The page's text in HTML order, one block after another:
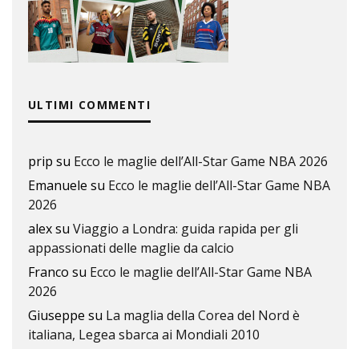
ULTIMI COMMENTI
prip su Ecco le maglie dell’All-Star Game NBA 2026
Emanuele su Ecco le maglie dell’All-Star Game NBA
2026
alexsu Viaggio a Londra: guida rapida per gli
appassionati delle maglie da calcio
Franco su Ecco le maglie dell’All-Star Game NBA
2026
Giuseppe su La maglia della Corea del Nord è
italiana, Legea sbarca ai Mondiali 2010